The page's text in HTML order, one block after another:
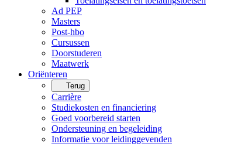
Ad PEP
Masters
Post-hbo
Cursussen
Doorstuderen
Maatwerk
Oriënteren
Terug
Carrière
Studiekosten en financiering
Goed voorbereid starten
Ondersteuning en begeleiding
Informatie voor leidinggevenden